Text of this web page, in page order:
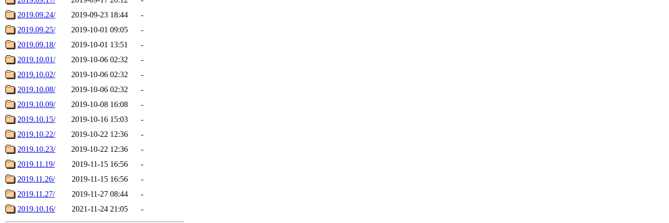
2019.09.24/
2019-09-23 18:44
-
2019.09.25/
2019-10-01 09:05
-
2019.09.18/
2019-10-01 13:51
-
2019.10.01/
2019-10-06 02:32
-
2019.10.02/
2019-10-06 02:32
-
2019.10.08/
2019-10-06 02:32
-
2019.10.09/
2019-10-08 16:08
-
2019.10.15/
2019-10-16 15:03
-
2019.10.22/
2019-10-22 12:36
-
2019.10.23/
2019-10-22 12:36
-
2019.11.19/
2019-11-15 16:56
-
2019.11.26/
2019-11-15 16:56
-
2019.11.27/
2019-11-27 08:44
-
2019.10.16/
2021-11-24 21:05 -